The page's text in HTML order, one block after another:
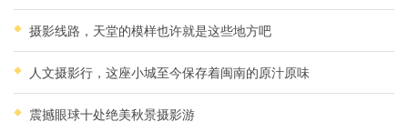
摄影线路，天堂的模样也许就是这些地方吧
人文摄影行，这座小城至今保存着闽南的原汁原味
震撼眼球十处绝美秋景摄影游